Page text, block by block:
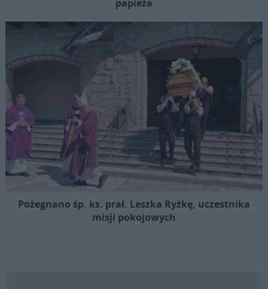
papieża
Pożegnano śp. ks. prał. Leszka Ryżkę, uczestnika
misji pokojowych